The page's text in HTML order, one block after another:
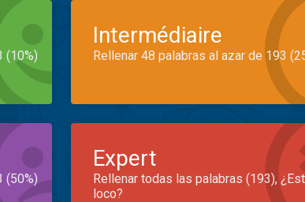
(10%)
Intermédiaire
Rellenar 48 palabras al azar de 193
(50%)
Expert
Rellenar todas las palabras (193),
loco?